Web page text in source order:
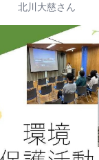
北川大慈さん